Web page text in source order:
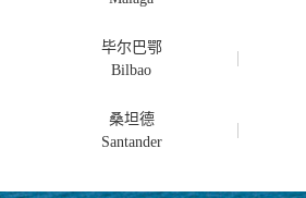
毕尔巴鄂
桑坦德